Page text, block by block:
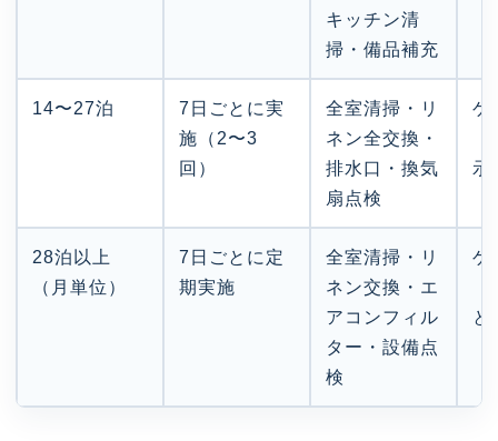
キッチン清
掃・備品補充
14〜27泊
7日ごとに実
施（2〜3
回）
全室清掃・リ
ネン全交換・
排水口・換気
扇点検
ゲ
示
28泊以上
（月単位）
7日ごとに定
期実施
全室清掃・リ
ネン交換・エ
アコンフィル
ター・設備点
検
ゲ
と